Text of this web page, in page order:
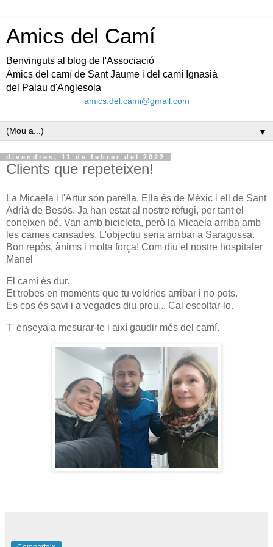
Amics del Camí
Benvinguts al blog de l'Associació
Amics del camí de Sant Jaume i del camí Ignasià
del Palau d'Anglesola
amics.del.cami@gmail.com
▼
divendres, 11 de febrer del 2022
Clients que repeteixen!
La Micaela i l'Artur són parella. Ella és de Mèxic i ell de Sant
Adrià de Besòs. Ja han estat al nostre refugi, per tant el
coneixen bé. Van amb bicicleta, però la Micaela arriba amb
les cames cansades. L'objectiu seria arribar a Saragossa.
Bon repòs, ànims i molta força! Com diu el nostre hospitaler
Manel
El camí és dur.
Et trobes en moments que tu voldries arribar i no pots.
Es cos és savi i a vegades diu prou... Cal escoltar-lo.
T' enseya a mesurar-te i així gaudir més del camí.